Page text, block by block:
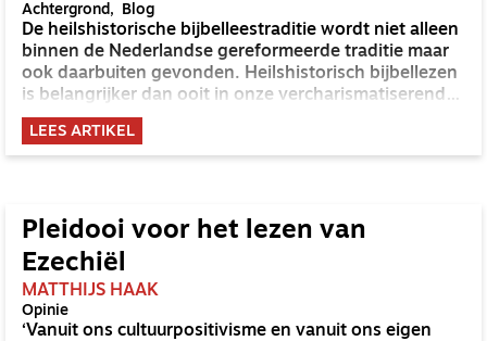
Achtergrond Blog
De heilshistorische bijbelleestraditie wordt niet alleen
binnen de Nederlandse gereformeerde traditie maar
ook daarbuiten gevonden. Heilshistorisch bijbellezen
is belangrijker dan ooit in onze vercharismatiserende
geloofswereld.
LEES ARTIKEL
Pleidooi voor het lezen van
Ezechiël
MATTHIJS HAAK
Opinie
‘Vanuit ons cultuurpositivisme en vanuit ons eigen